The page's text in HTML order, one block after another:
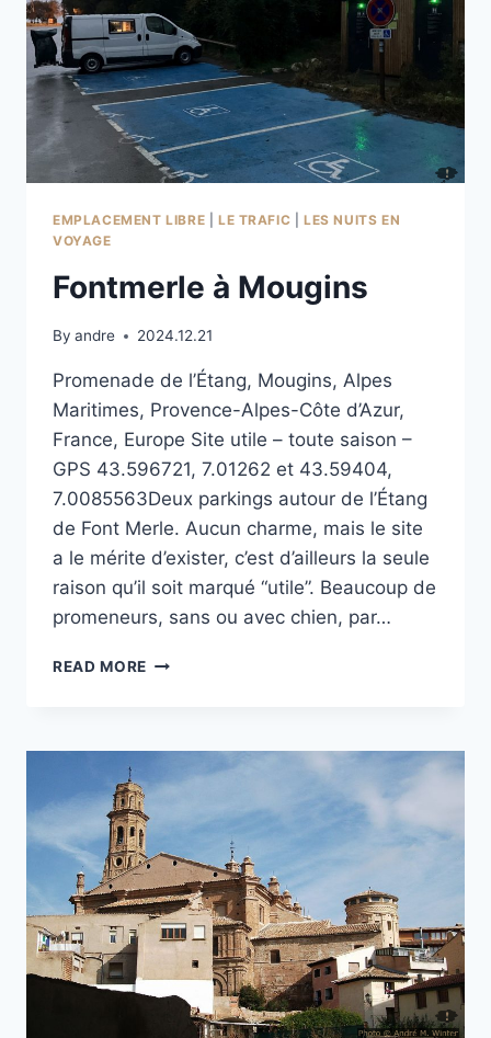
EMPLACEMENT LIBRE LE TRAFIC |LES NUITS EN
VOYAGE
Fontmerle à Mougins
By andre 2024.12.21
Promenade de l’Étang, Mougins, Alpes
Maritimes, Provence-Alpes-Côte d’Azur,
France, Europe Site utile – toute saison –
GPS 43.596721, 7.01262 et 43.59404,
7.0085563Deux parkings autour de l’Étang
de Font Merle. Aucun charme, mais le site
a le mérite d’exister, c’est d’ailleurs la seule
raison qu’il soit marqué “utile”. Beaucoup de
promeneurs, sans ou avec chien, par…
READ MORE FONTMERLE